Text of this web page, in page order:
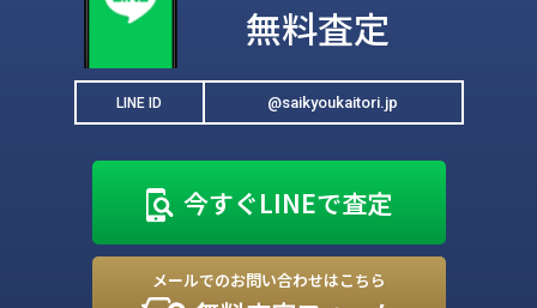
無料査定
LINE ID @saikyoukaitori.jp
今すぐLINEで査定
メールでのお問い合わせはこちら